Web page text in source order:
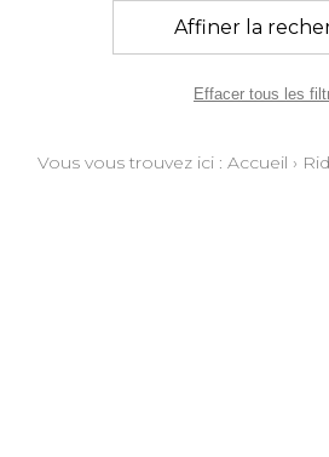
Affiner la
Effacer tous les
Vous vous trouvez ici : Accueil ›